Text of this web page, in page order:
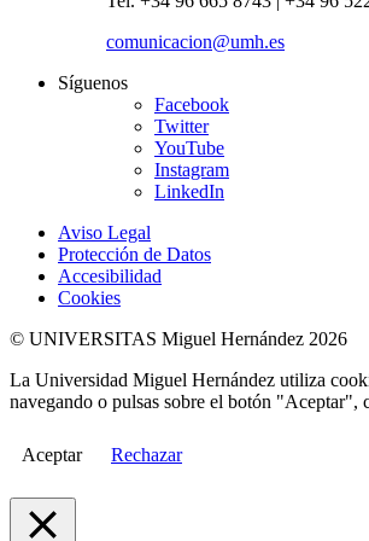
comunicacion@umh.es
Síguenos
Facebook
Twitter
YouTube
Instagram
LinkedIn
Aviso Legal
Protección de Datos
Accesibilidad
Cookies
© UNIVERSITAS Miguel Hernández 2026
La Universidad Miguel Hernández utiliza
navegando o pulsas sobre el botón "Aceptar",
Aceptar Rechazar